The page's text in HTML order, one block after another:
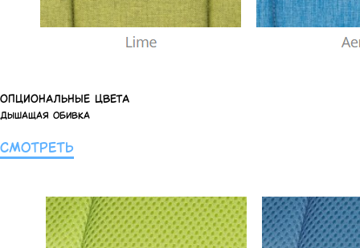
ОПЦИОНАЛЬНЫЕ ЦВЕТА
Дышащая обивка
СМОТРЕТЬ